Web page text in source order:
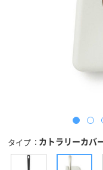
タイプ カトラリーカバ